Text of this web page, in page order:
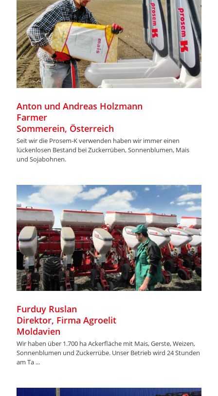
Anton und Andreas Holzmann
Farmer
Sommerein, Österreich
Seit wir die Prosem-K verwenden haben wir immer einen
lückenlosen Bestand bei Zuckerrüben, Sonnenblumen, Mais
und Sojabohnen.
Furduy Ruslan
Direktor, Firma Agroelit
Moldavien
Wir haben über 1.700 ha Ackerfläche mit Mais, Gerste, Weizen,
Sonnenblumen und Zuckerrübe. Unser Betrieb wird 24 Stunden
am Ta ...